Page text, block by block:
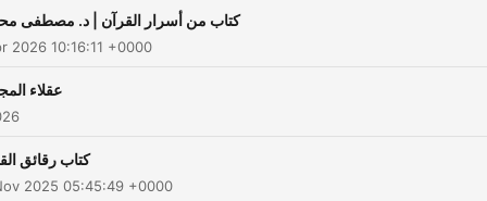
كتاب من أسرار القرآن | د. مصطفی
2026 10:16:11 +0000
عقلاء
كتاب رقائق
2025 05:45:49 +0000